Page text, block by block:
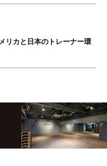
リカと日本のトレーナー環